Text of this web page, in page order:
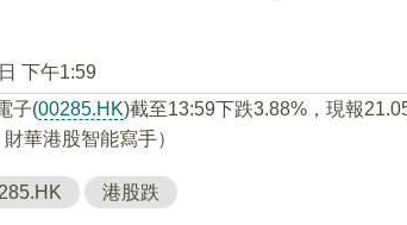
下午1:59
子(00285.HK)截至13:59下跌3.88%，現報
華港股智能寫手）
港股跌